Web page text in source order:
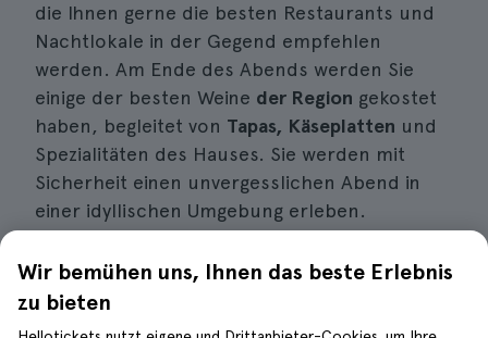
die Ihnen gerne die besten Restaurants und
Nachtlokale in der Gegend empfehlen
werden. Am Ende des Abends werden Sie
einige der besten Weine der Region gekostet
haben, begleitet von Tapas, Käseplatten und
Spezialitäten des Hauses. Sie werden mit
Sicherheit einen unvergesslichen Abend in
einer idyllischen Umgebung erleben.
10. Nehmen Sie an einem lokalen
Wir bemühen uns, Ihnen das beste Erlebnis
zu bieten